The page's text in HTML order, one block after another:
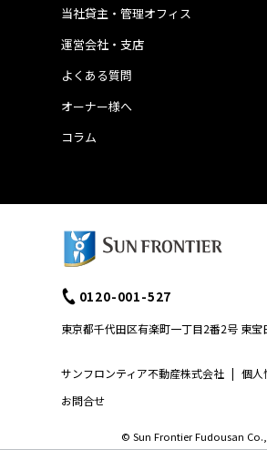
運営会社・支店
よくある質問
当社貸主・管理オフィス
オーナー様へ
コラム
サンフロンティア不動産株式会社 | 個人
お問合せ
0120-001-527
東京都千代田区有楽町一丁目2番2号 東宝
© Sun Frontier Fudousan